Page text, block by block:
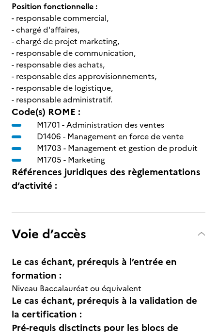
Position fonctionnelle :
- responsable commercial,
- chargé d'affaires,
- chargé de projet marketing,
- responsable de communication,
- responsable des achats,
- responsable des approvisionnements,
- responsable de logistique,
- responsable administratif.
Code(s) ROME :
M1701 -Administration des ventes
D1406 - Management en force de vente
M1703 - Management et gestion de produit
M1705 - Marketing
Références juridiques des règlementations
d’activité :
Voie d’accès
Le cas échant, prérequis à l’entrée en
formation :
Niveau Baccalauréat ou équivalent
Le cas échant, prérequis à la validation de
la certification :
Pré-requis disctincts pour les blocs de